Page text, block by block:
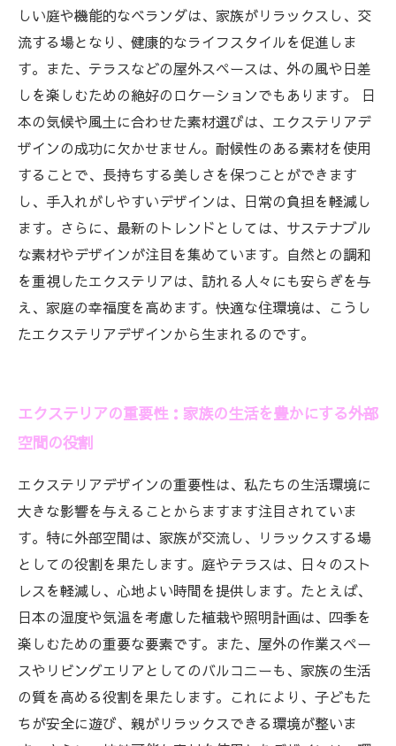
インの実践ガイド
しい庭や機能的なベランダは、家族がリラックスし、交
流する場となり、健康的なライフスタイルを促進しま
す。また、テラスなどの屋外スペースは、外の風や日差
しを楽しむための絶好のロケーションでもあります。 日
本の気候や風土に合わせた素材選びは、エクステリアデ
ザインの成功に欠かせません。耐候性のある素材を使用
することで、長持ちする美しさを保つことができます
し、手入れがしやすいデザインは、日常の負担を軽減し
ます。さらに、最新のトレンドとしては、サステナブル
な素材やデザインが注目を集めています。自然との調和
を重視したエクステリアは、訪れる人々にも安らぎを与
え、家庭の幸福度を高めます。快適な住環境は、こうし
たエクステリアデザインから生まれるのです。
エクステリアの重要性：家族の生活を豊かにする外部
空間の役割
エクステリアデザインの重要性は、私たちの生活環境に
大きな影響を与えることからますます注目されていま
す。特に外部空間は、家族が交流し、リラックスする場
としての役割を果たします。庭やテラスは、日々のスト
レスを軽減し、心地よい時間を提供します。たとえば、
日本の湿度や気温を考慮した植栽や照明計画は、四季を
楽しむための重要な要素です。また、屋外の作業スペー
スやリビングエリアとしてのバルコニーも、家族の生活
の質を高める役割を果たします。これにより、子どもた
ちが安全に遊び、親がリラックスできる環境が整いま